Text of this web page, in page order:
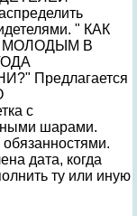
" КАК
МОЛОДЫМ В
Предлагается
с
шарами.
дата, когда
ту или иную